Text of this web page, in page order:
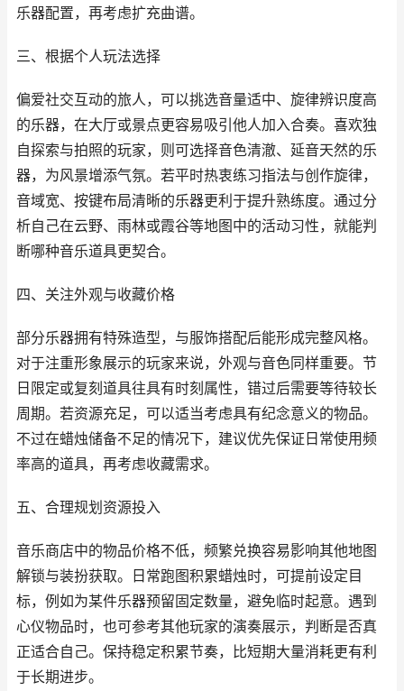
乐器配置，再考虑扩充曲谱。
三、根据个人玩法选择
偏爱社交互动的旅人，可以挑选音量适中、旋律辨识度高
的乐器，在大厅或景点更容易吸引他人加入合奏。喜欢独
自探索与拍照的玩家，则可选择音色清澈、延音天然的乐
器，为风景增添气氛。若平时热衷练习指法与创作旋律，
音域宽、按键布局清晰的乐器更利于提升熟练度。通过分
析自己在云野、雨林或霞谷等地图中的活动习性，就能判
断哪种音乐道具更契合。
四、关注外观与收藏价格
部分乐器拥有特殊造型，与服饰搭配后能形成完整风格。
对于注重形象展示的玩家来说，外观与音色同样重要。节
日限定或复刻道具往具有时刻属性，错过后需要等待较长
周期。若资源充足，可以适当考虑具有纪念意义的物品。
不过在蜡烛储备不足的情况下，建议优先保证日常使用频
率高的道具，再考虑收藏需求。
五、合理规划资源投入
音乐商店中的物品价格不低，频繁兑换容易影响其他地图
解锁与装扮获取。日常跑图积累蜡烛时，可提前设定目
标，例如为某件乐器预留固定数量，避免临时起意。遇到
心仪物品时，也可参考其他玩家的演奏展示，判断是否真
正适合自己。保持稳定积累节奏，比短期大量消耗更有利
于长期进步。